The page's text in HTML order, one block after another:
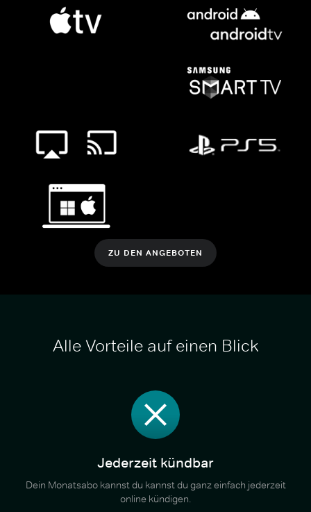
ZU DEN ANGEBOTEN
Alle Vorteile auf einen Blick
Jederzeit kündbar
Dein Monatsabo kannst du kannst du ganz einfach jederzeit
online kündigen.